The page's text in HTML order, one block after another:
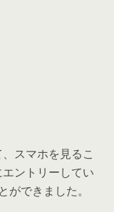
スマホを見るこ
ントリーしてい
できました。